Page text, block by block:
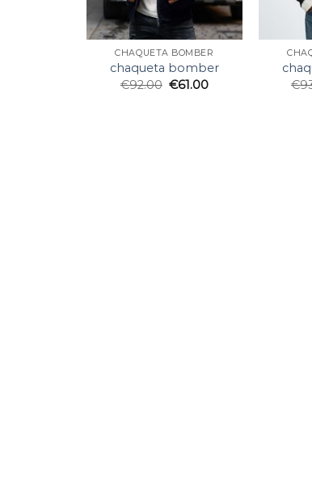
CHAQUETA BOMBER
chaqueta bomber
€92.00 €61.00
€